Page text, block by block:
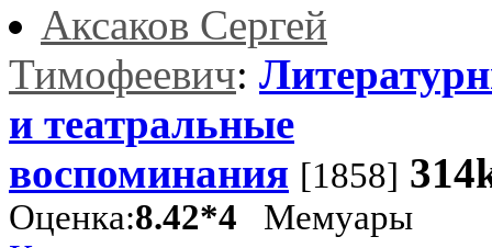
Аксаков Сергей
Тимофеевич:
и театральные
воспоминания [1858]
Оценка:8.42*4 Мемуары